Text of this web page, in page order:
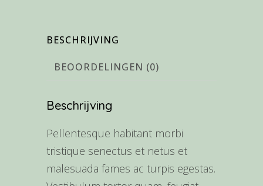
BESCHRIJVING
BEOORDELINGEN (0)
Beschrijving
Pellentesque habitant morbi
tristique senectus et netus et
malesuada fames ac turpis egestas.